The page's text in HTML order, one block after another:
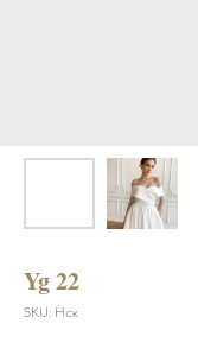
Yg 22
SKU: Нск